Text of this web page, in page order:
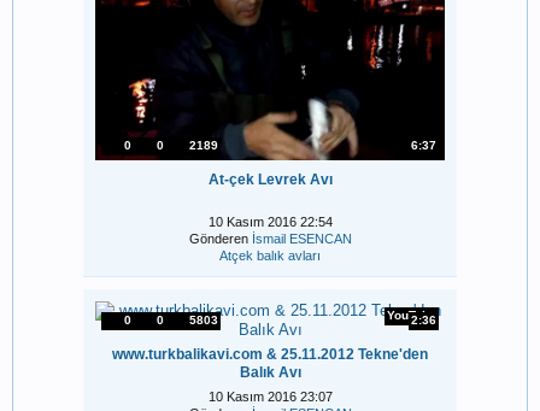
0 0 2189 6:37
At-çek Levrek Avı
10 Kasım 2016 22:54
Gönderen İsmail ESENCAN
Atçek balık avları
YouTube
0 0 5803 2:36
www.turkbalikavi.com & 25.11.2012 Tekne'den
Balık Avı
10 Kasım 2016 23:07